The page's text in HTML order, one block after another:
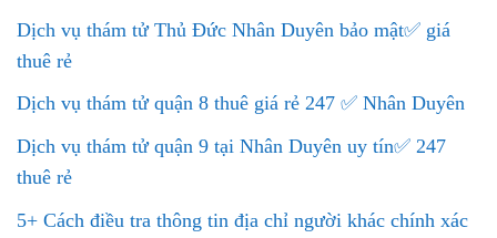
Dịch vụ thám tử Thủ Đức Nhân Duyên bảo mật✅ giá
thuê rẻ
Dịch vụ thám tử quận 8 thuê giá rẻ 247 ✅ Nhân Duyên
Dịch vụ thám tử quận 9 tại Nhân Duyên uy tín✅ 247
thuê rẻ
5+ Cách điều tra thông tin địa chỉ người khác chính xác